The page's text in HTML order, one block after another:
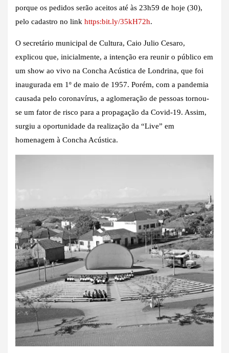
porque os pedidos serão aceitos até às 23h59 de hoje (30),
pelo cadastro no link https:bit.ly/35kH72h.
O secretário municipal de Cultura, Caio Julio Cesaro,
explicou que, inicialmente, a intenção era reunir o público em
um show ao vivo na Concha Acústica de Londrina, que foi
inaugurada em 1º de maio de 1957. Porém, com a pandemia
causada pelo coronavírus, a aglomeração de pessoas tornou-
se um fator de risco para a propagação da Covid-19. Assim,
surgiu a oportunidade da realização da “Live” em
homenagem à Concha Acústica.